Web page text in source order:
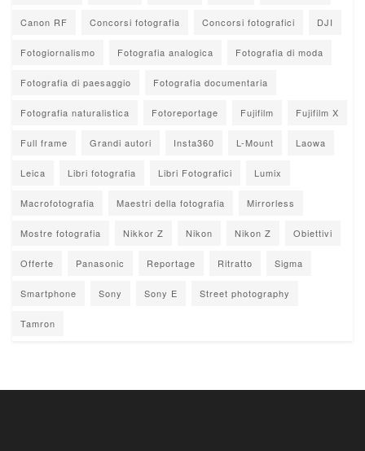
Canon RF Concorsi fotografia Concorsi fotografici DJI
Fotogiornalismo Fotografia analogica Fotografia di moda
Fotografia di paesaggio Fotografia documentaria
Fotografia naturalistica Fotoreportage Fujifilm Fujifilm X
Full frame Grandi autori Insta360 L-Mount Laowa
Leica Libri fotografia Libri Fotografici Lumix
Macrofotografia Maestri della fotografia Mirrorless
Mostre fotografia Nikkor Z Nikon Nikon Z Obiettivi
Offerte Panasonic Reportage Ritratto Sigma
Smartphone Sony Sony E Street photography
Tamron